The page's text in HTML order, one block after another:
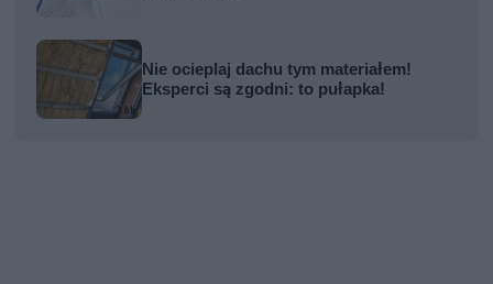
Nie ocieplaj dachu tym materiałem!
Eksperci są zgodni: to pułapka!